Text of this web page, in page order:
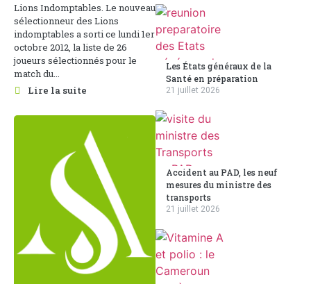
Lions Indomptables. Le nouveau
sélectionneur des Lions
indomptables a sorti ce lundi 1er
octobre 2012, la liste de 26
joueurs sélectionnés pour le
match du...
Lire la suite
Les États généraux de la
Santé en préparation
21 juillet 2026
Accident au PAD, les neuf
mesures du ministre des
transports
21 juillet 2026